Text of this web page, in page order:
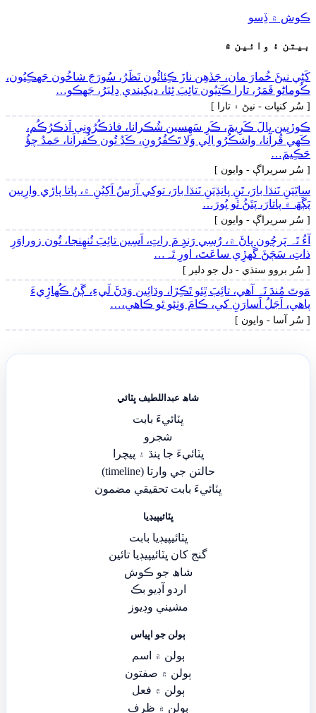
ڪوش ۾ ڏِسو
بيتن ۽ وائين ۾
کَڻِي نيڻَ خُمارَ مان، جَڏھِن نازَ ڪِئائُون نَظَرُ، سُورَجَ شاخُون جَهڪِيُون،
ڪُوماڻو قَمَرُ، تارا ڪَتِيُون تائِبَ ٿِئا، ديکِيندي دِلبَرُ، جَهڪو…
[ سُر کنڀات - نيڻ ۽ تارا ]
ڪوڙيِين ڀالَ ڪَرِيمَ، ڪَرِ سَھِسين شُڪرانا، فاذڪُرُونِي اَذڪرُڪُم،
ڪَھي قُرآنا، واشڪُرُو الِي وَلا تَڪفُرُونِ، ڪَڍُ تُون ڪُفراَنا، حَمدُ چؤُ
حَڪِيمَ…
[ سُر سريراڳ - وايون ]
ساٿِيَنِ نَنڌا بارَ، تَنِ پانڌِيَنِ نَنڌا بارَ، توکي آرَسُ اَکِيُنِ ۾، پاتا پاڙي وارِيين
پَڳَھَ ۾ پاتارَ، پَتَڻُ ٿو پُورَ…
[ سُر سريراڳ - وايون ]
آءُ تَہ پَرچُون پاڻَ ۾، رُسِي رَنڊِ مَ راتِ، اَسِين تائِبَ تُنھِنجا، تُون زوراوَرِ
ذاتِ، سَڄَڻَ گَهڙِي ساعَتَ، اورِ تَہ…
[ سُر بروو سنڌي - دل جو دلبر ]
مَوتَ مُندَ نَہ آھي، تائِبَ ٿِئو تَڪِڙا، وڌائِين وَڍَڻَ لَيءِ، ڳَنُ ڪُھاڙِيءَ
پاھي، اَجَلُ اَسارَنِ کي، ڪامَ وَٺِئو ٿو ڪاھي،…
[ سُر آسا - وايون ]
شاھ عبداللطيف ڀٽائي
ڀٽائيءَ بابت
شجرو
ڀٽائيءَ جا پنڌ ۽ پيچرا
حالتن جي وارتا (timeline)
ڀٽائيءَ بابت تحقيقي مضمون
ڀٽائيپيڊيا
ڀٽائيپيڊيا بابت
گنج کان ڀٽائيپيڊيا تائين
شاھ جو ڪوش
اردو آڊيو بڪ
مشيني وڊيوز
ٻولن جو اڀياس
ٻولن ۾ اسم
ٻولن ۾ صفتون
ٻولن ۾ فعل
ٻولن ۾ ظرف